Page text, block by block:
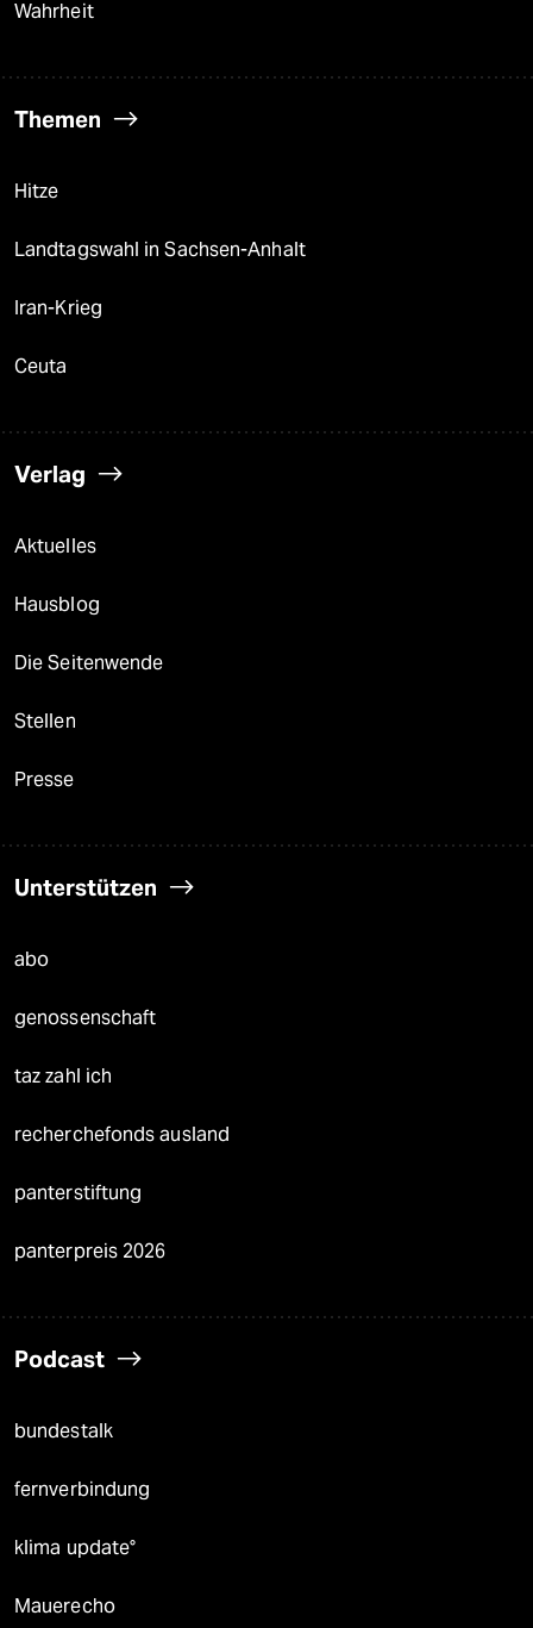
Wahrheit
Themen
Hitze
Landtagswahl in Sachsen-Anhalt
Iran-Krieg
Ceuta
Verlag
Aktuelles
Hausblog
Die Seitenwende
Stellen
Presse
Unterstützen
abo
genossenschaft
taz zahl ich
recherchefonds ausland
panterstiftung
panterpreis 2026
Podcast
bundestalk
fernverbindung
klima update°
Mauerecho